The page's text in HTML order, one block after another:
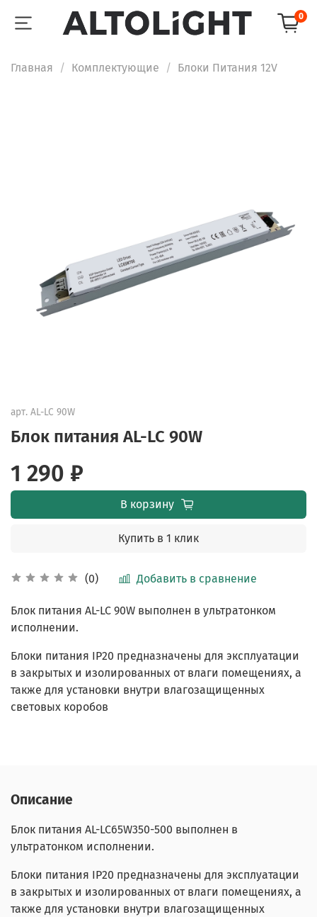
0
Главная Комплектующие Блоки Питания 12V
арт. AL-LC 90W
Блок питания AL-LC 90W
(0) Добавить в сравнение
1 290 ₽
В корзину
Купить в 1 клик
Блок питания AL-LC 90W выполнен в ультратонком
исполнении.
Блоки питания IP20 предназначены для эксплуатации
в закрытых и изолированных от влаги помещениях, а
также для установки внутри влагозащищенных
световых коробов
Описание
Блок питания AL-LC65W350-500 выполнен в
ультратонком исполнении.
Блоки питания IP20 предназначены для эксплуатации
в закрытых и изолированных от влаги помещениях, а
также для установки внутри влагозащищенных